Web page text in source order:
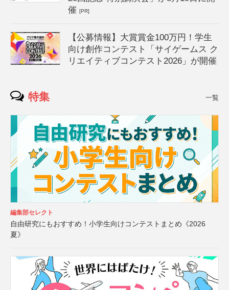
催[PR]
【公募情報】大賞賞金100万円！学生
向け創作コンテスト「サイゲームス ク
リエイティブコンテスト2026」が開催
特集 一覧
編集部セレクト
自由研究にもおすすめ！小学生向けコンテストまとめ《2026
夏》